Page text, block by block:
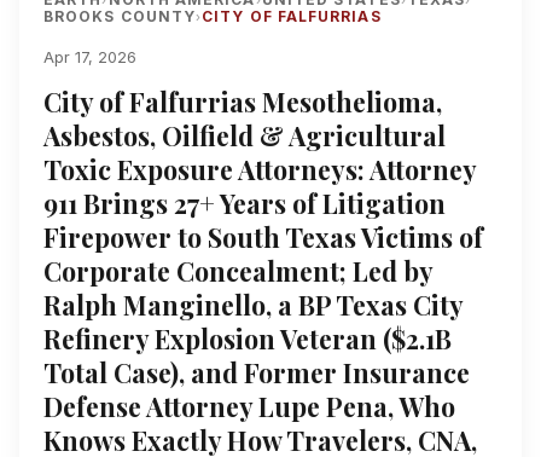
BROOKS COUNTY› CITY OF FALFURRIAS
Apr 17, 2026
City of Falfurrias Mesothelioma,
Asbestos, Oilfield & Agricultural
Toxic Exposure Attorneys: Attorney
911 Brings 27+ Years of Litigation
Firepower to South Texas Victims of
Corporate Concealment; Led by
Ralph Manginello, a BP Texas City
Refinery Explosion Veteran ($2.1B
Total Case), and Former Insurance
Defense Attorney Lupe Pena, Who
Knows Exactly How Travelers, CNA,